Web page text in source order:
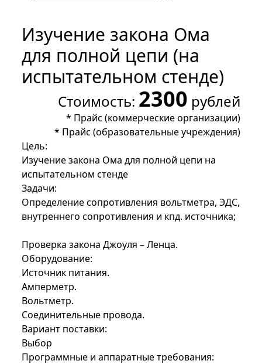
Изучение закона Ома
для полной цепи (на
испытательном стенде)
Стоимость: 2300 рублей
* Прайс (коммерческие организации)
* Прайс (образовательные учреждения)
Цель:
Изучение закона Ома для полной цепи на
испытательном стенде
Задачи:
Определение сопротивления вольтметра, ЭДС,
внутреннего сопротивления и кпд. источника;
Проверка закона Джоуля – Ленца.
Оборудование:
Источник питания.
Амперметр.
Вольтметр.
Соединительные провода.
Вариант поставки:
Выбор
Программные и аппаратные требования: